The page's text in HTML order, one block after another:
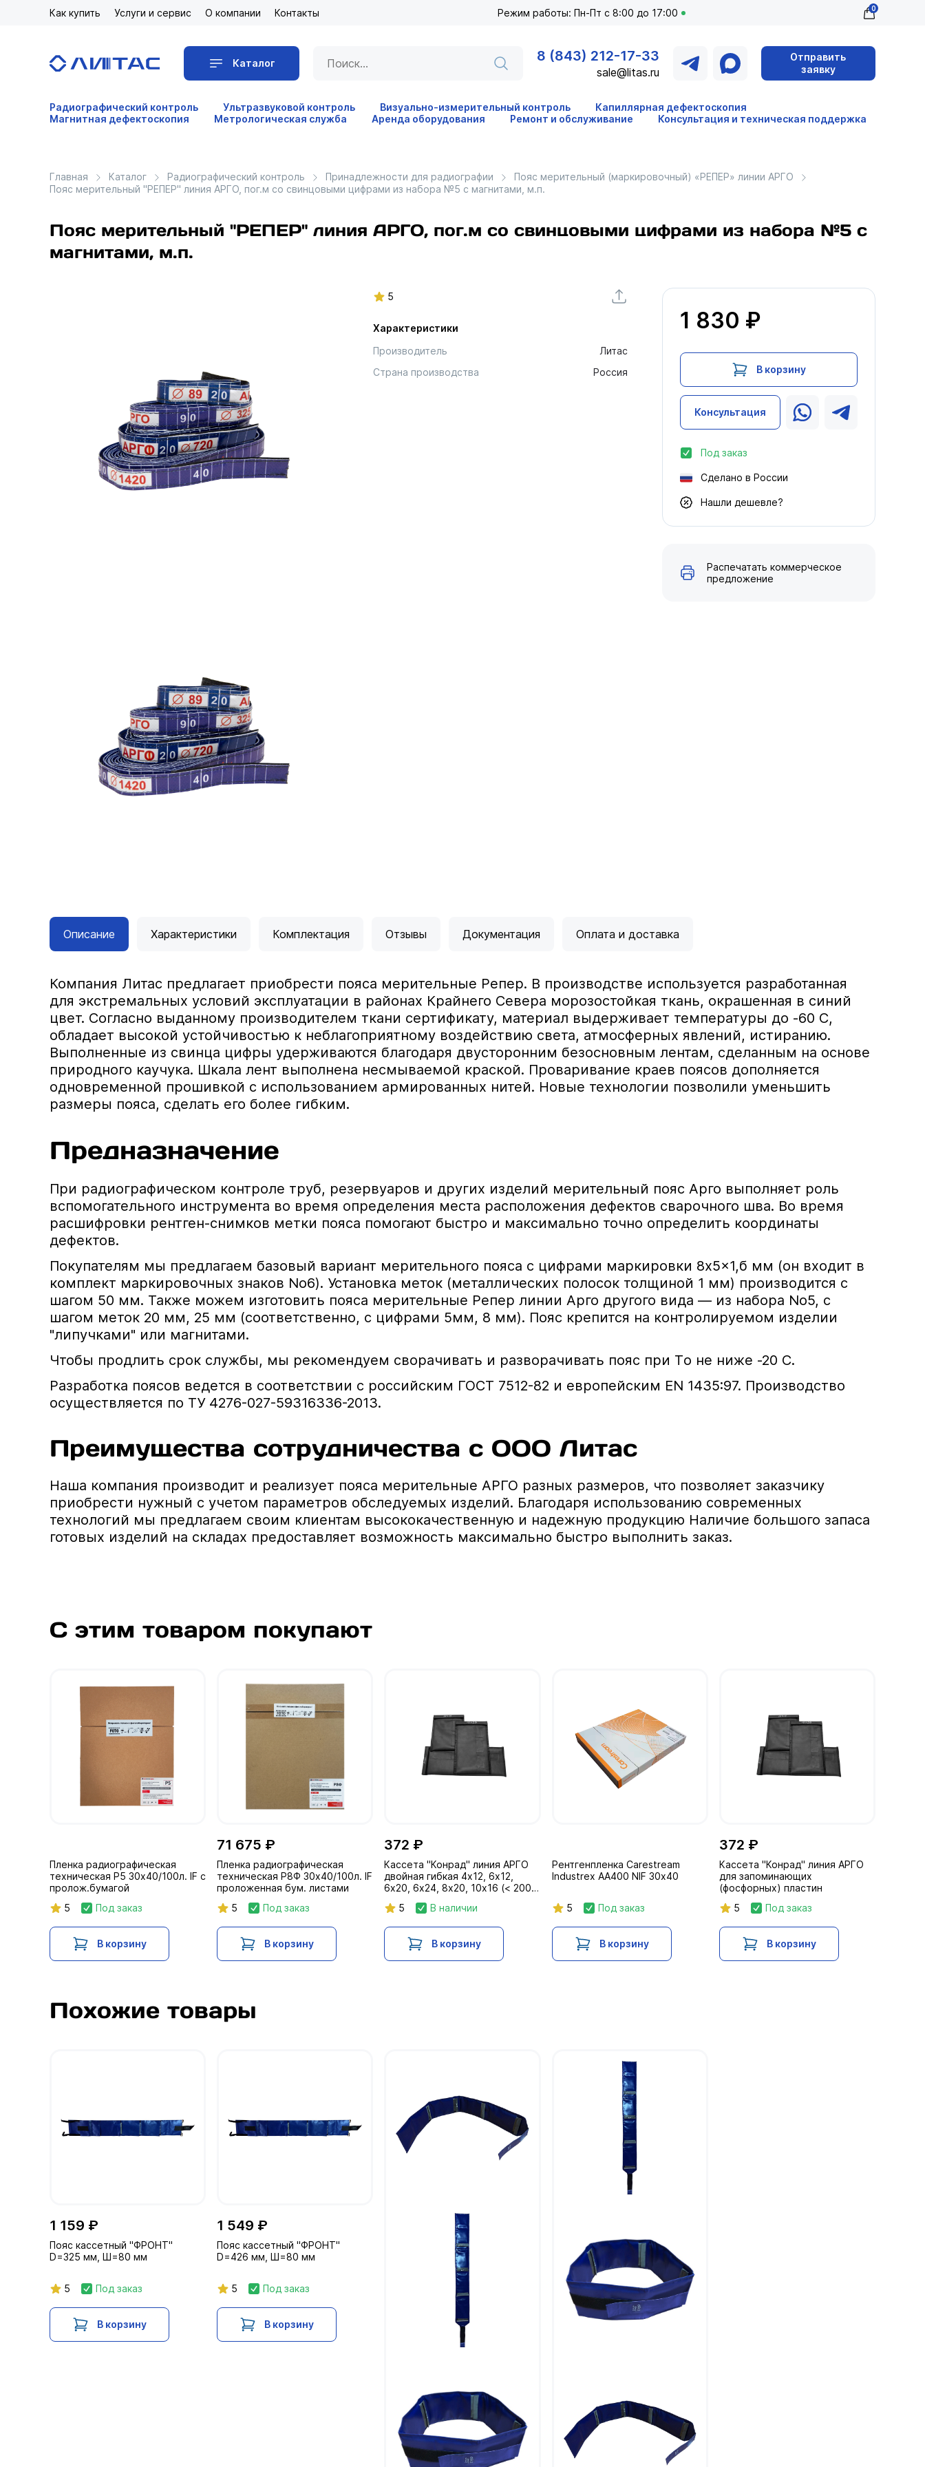
Как купить Услуги и сервис О компании Контакты Режим работы: Пн-Пт с 8:00 до 17:00 0
Каталог 8 (843) 212-17-33
sale@litas.ru
Отправить
заявку
Радиографический контроль Ультразвуковой контроль Визуально-измерительный контроль
Капиллярная дефектоскопия
Магнитная дефектоскопия
Метрологическая служба Аренда оборудования Ремонт и обслуживание Консультация и техническая поддержка
Главная Каталог Радиографический контроль Принадлежности для радиографии
Пояс мерительный (маркировочный) «РЕПЕР» линии АРГО
Пояс мерительный "РЕПЕР" линия АРГО, пог.м со свинцовыми цифрами из набора №5 с магнитами, м.п.
Пояс мерительный "РЕПЕР" линия АРГО, пог.м со свинцовыми цифрами из набора №5 с
магнитами, м.п.
5
Характеристики
Производитель
Литас
Страна производства
Россия
1 830 ₽
В корзину
Консультация
Под заказ
Сделано в России
Нашли дешевле?
Распечатать коммерческое
предложение
Описание Характеристики Комплектация Отзывы Документация Оплата и доставка
Компания Литас предлагает приобрести пояса мерительные Репер. В производстве используется разработанная
для экстремальных условий эксплуатации в районах Крайнего Севера морозостойкая ткань, окрашенная в синий
цвет. Согласно выданному производителем ткани сертификату, материал выдерживает температуры до -60 С,
обладает высокой устойчивостью к неблагоприятному воздействию света, атмосферных явлений, истиранию.
Выполненные из свинца цифры удерживаются благодаря двусторонним безосновным лентам, сделанным на основе
природного каучука. Шкала лент выполнена несмываемой краской. Проваривание краев поясов дополняется
одновременной прошивкой с использованием армированных нитей. Новые технологии позволили уменьшить
размеры пояса, сделать его более гибким.
Предназначение
При радиографическом контроле труб, резервуаров и других изделий мерительный пояс Арго выполняет роль
вспомогательного инструмента во время определения места расположения дефектов сварочного шва. Во время
расшифровки рентген-снимков метки пояса помогают быстро и максимально точно определить координаты
дефектов.
Покупателям мы предлагаем базовый вариант мерительного пояса с цифрами маркировки 8x5x1,б мм (он входит в
комплект маркировочных знаков No6). Установка меток (металлических полосок толщиной 1 мм) производится с
шагом 50 мм. Также можем изготовить пояса мерительные Репер линии Арго другого вида — из набора No5, с
шагом меток 20 мм, 25 мм (соответственно, с цифрами 5мм, 8 мм). Пояс крепится на контролируемом изделии
"липучками" или магнитами.
Чтобы продлить срок службы, мы рекомендуем сворачивать и разворачивать пояс при Tо не ниже -20 С.
Разработка поясов ведется в соответствии с российским ГОСТ 7512-82 и европейским EN 1435:97. Производство
осуществляется по ТУ 4276-027-59316336-2013.
Преимущества сотрудничества с ООО Литас
Наша компания производит и реализует пояса мерительные АРГО разных размеров, что позволяет заказчику
приобрести нужный с учетом параметров обследуемых изделий. Благодаря использованию современных
технологий мы предлагаем своим клиентам высококачественную и надежную продукцию Наличие большого запаса
готовых изделий на складах предоставляет возможность максимально быстро выполнить заказ.
С этим товаром покупают
Пленка радиографическая
техническая Р5 30х40/100л. IF с
пролож.бумагой
5
Под заказ
В корзину
71 675 ₽
Пленка радиографическая
техническая Р8Ф 30х40/100л. IF
проложенная бум. листами
5
Под заказ
В корзину
372 ₽
Кассета "Конрад" линия АРГО
двойная гибкая 4х12, 6х12,
6х20, 6х24, 8х20, 10х16 (< 200
5 В наличии
В корзину
Рентгенпленка Carestream
Industrex AA400 NIF 30х40
5 Под заказ
В корзину
372 ₽
Кассета "Конрад" линия АРГО
для запоминающих
(фосфорных) пластин
5
Под заказ
В корзину
Похожие товары
1 159 ₽
Пояс кассетный "ФРОНТ"
D=325 мм, Ш=80 мм
5 Под заказ
В корзину
1 549 ₽
Пояс кассетный "ФРОНТ"
D=426 мм, Ш=80 мм
5 Под заказ
В корзину